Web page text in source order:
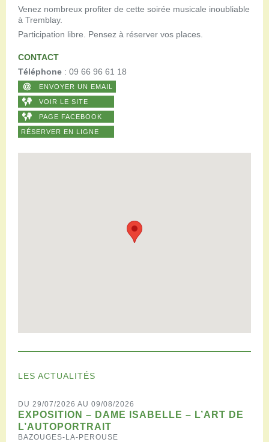
Venez nombreux profiter de cette soirée musicale inoubliable
à Tremblay.
Participation libre. Pensez à réserver vos places.
CONTACT
Téléphone : 09 66 96 61 18
ENVOYER UN EMAIL
VOIR LE SITE
PAGE FACEBOOK
RÉSERVER EN LIGNE
LES ACTUALITÉS
DU 29/07/2026 AU 09/08/2026
EXPOSITION – DAME ISABELLE – L’ART DE
L’AUTOPORTRAIT
BAZOUGES-LA-PEROUSE